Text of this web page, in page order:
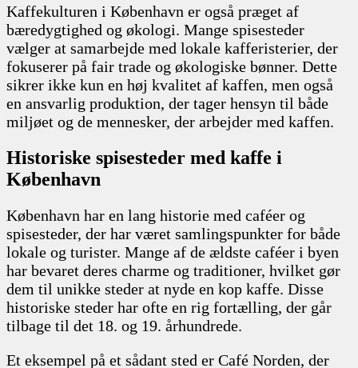
Kaffekulturen i København er også præget af
bæredygtighed og økologi. Mange spisesteder
vælger at samarbejde med lokale kafferisterier, der
fokuserer på fair trade og økologiske bønner. Dette
sikrer ikke kun en høj kvalitet af kaffen, men også
en ansvarlig produktion, der tager hensyn til både
miljøet og de mennesker, der arbejder med kaffen.
Historiske spisesteder med kaffe i
København
København har en lang historie med caféer og
spisesteder, der har været samlingspunkter for både
lokale og turister. Mange af de ældste caféer i byen
har bevaret deres charme og traditioner, hvilket gør
dem til unikke steder at nyde en kop kaffe. Disse
historiske steder har ofte en rig fortælling, der går
tilbage til det 18. og 19. århundrede.
Et eksempel på et sådant sted er Café Norden, der